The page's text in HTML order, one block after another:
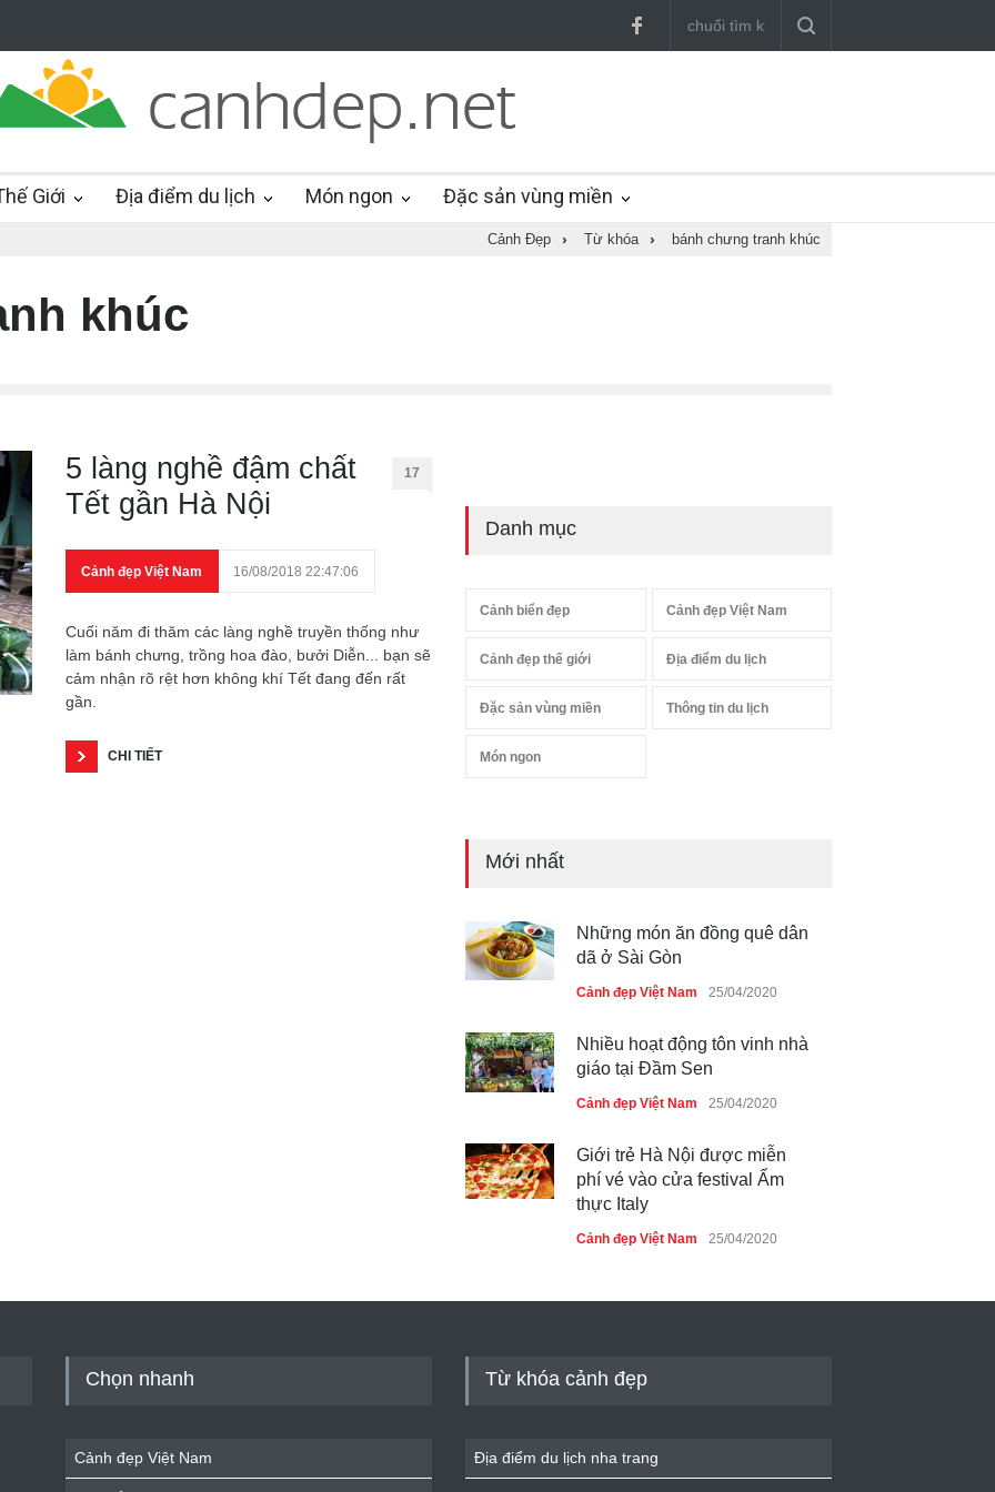
Giới Địa điểm du lịch Món ngon Đặc sản vùng miền
Cảnh Đẹp › Từ khóa › bánh chưng tranh khúc
khúc
5 làng nghề đậm chất
Tết gần Hà Nội
17
Cảnh đẹp Việt Nam 16/08/2018 22:47:06
Cuối năm đi thăm các làng nghề truyền thống như
làm bánh chưng, trồng hoa đào, bưởi Diễn... bạn sẽ
cảm nhận rõ rệt hơn không khí Tết đang đến rất
gần.
CHI TIẾT
Danh mục
Cảnh biển đẹp Cảnh đẹp Việt Nam
Cảnh đẹp thế giới Địa điểm du lịch
Đặc sản vùng miền Thông tin du lịch
Món ngon
Mới nhất
Những món ăn đồng quê dân
dã ở Sài Gòn
Cảnh đẹp Việt Nam 25/04/2020
Nhiều hoạt động tôn vinh nhà
giáo tại Đầm Sen
Cảnh đẹp Việt Nam 25/04/2020
Giới trẻ Hà Nội được miễn
phí vé vào cửa festival Ẩm
thực Italy
Cảnh đẹp Việt Nam 25/04/2020
Cảnh đẹp Việt Nam
Chọn nhanh
Cảnh đẹp Việt Nam
Từ khóa cảnh đẹp
Địa điểm du lịch nha trang